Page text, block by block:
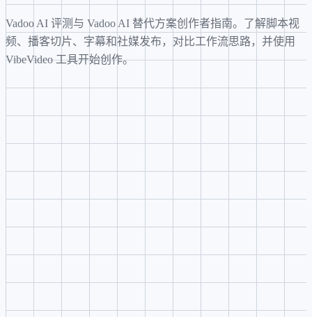
Vadoo AI 评测与 Vadoo AI 替代方案创作者指南。了解脚本视
频、播客切片、字幕和社媒发布，对比工作流思路，并使用
VibeVideo 工具开始创作。
把围绕脚本视频、播客切片、字幕和社媒发布的简短想法